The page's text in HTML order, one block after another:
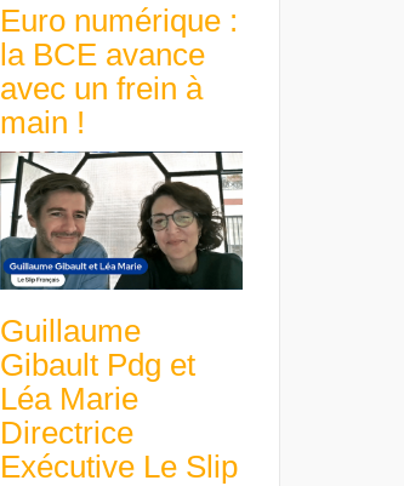
Euro numérique :
la BCE avance
avec un frein à
main !
Guillaume
Gibault Pdg et
Léa Marie
Directrice
Exécutive Le Slip